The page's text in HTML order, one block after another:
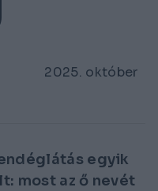
2025. október
egyik
most az ő nevét